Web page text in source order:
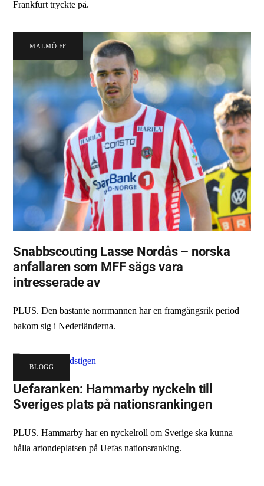
Frankfurt tryckte på.
MALMÖ FF
Snabbscouting Lasse Nordås – norska
anfallaren som MFF sägs vara
intresserade av
PLUS. Den bastante norrmannen har en framgångsrik period
bakom sig i Nederländerna.
BLOGG
Uefaranken: Hammarby nyckeln till
Sveriges plats på nationsrankingen
PLUS. Hammarby har en nyckelroll om Sverige ska kunna
hålla artondeplatsen på Uefas nationsranking.